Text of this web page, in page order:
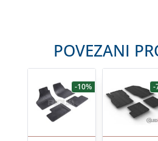
POVEZANI
-10% -